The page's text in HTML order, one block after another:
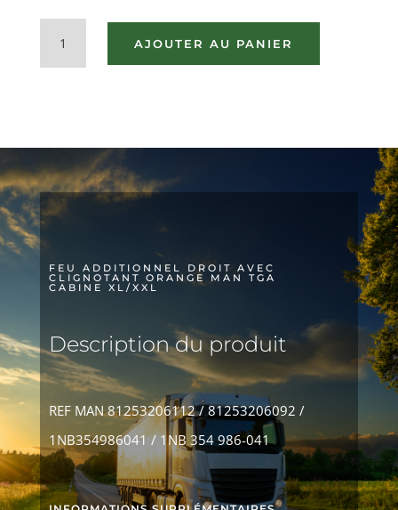
FEU
CLIGNOTANT
ORANGE
MAN
TGA
XL/XXL
AJOUTER AU PANIER
FEU ADDITIONNEL DROIT AVEC
CLIGNOTANT ORANGE MAN TGA
CABINE XL/XXL
Description du produit
REF MAN 81253206112 / 81253206092 /
1NB354986041 / 1NB 354 986-041